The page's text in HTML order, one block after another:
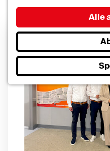
Notwendige Cookies
Essenzielle Cookies
Funktionen und sind
der Website
SC.Cookie
Name:mscookie
Anbieter:Eigentümer
Zweck:Speichert die
Cookieeinstellungen.
Cookie Laufzeit:2
Alle